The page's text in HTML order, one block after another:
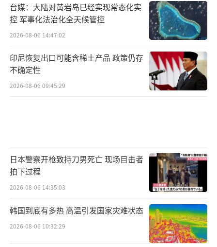
台媒：大陆对黄岩岛已经实现常态化实
控 军事化法治化全天候管控
2026-08-06 14:47:02
印尼恢复出口可能含稀土产品 政策仍存
不确定性
2026-08-06 09:45:29
日本警察开枪致持刀男死亡 现场目击者
拍下过程
2026-08-06 14:35:03
韩国到底有多热 高温引发国家灾难状态
2026-08-06 10:32:29